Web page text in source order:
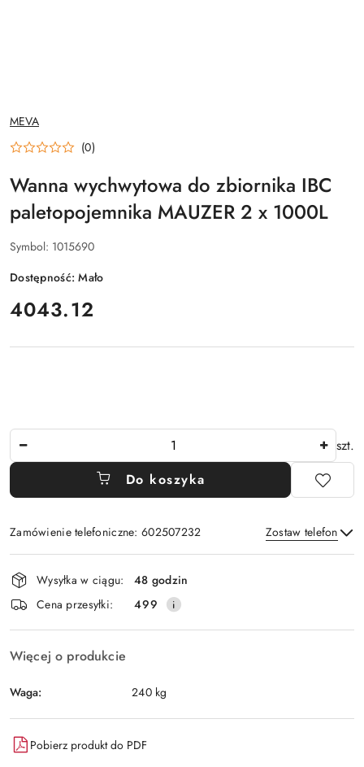
NAZWA
PRODUCENTA:
MEVA
(0)
Wanna wychwytowa do zbiornika IBC
paletopojemnika MAUZER 2 x 1000L
Symbol: 1015690
Dostępność:Mało
cena:
4043.12
szt.
Do koszyka
Zamówienie telefoniczne: 602507232 Zostaw telefon
Wyślij
Dostępność
i
dostawa
Wysyłka w ciągu:
48 godzin
Cena przesyłki:
499
Więcej o produkcie
Waga: 240 kg
Pobierz produkt do PDF